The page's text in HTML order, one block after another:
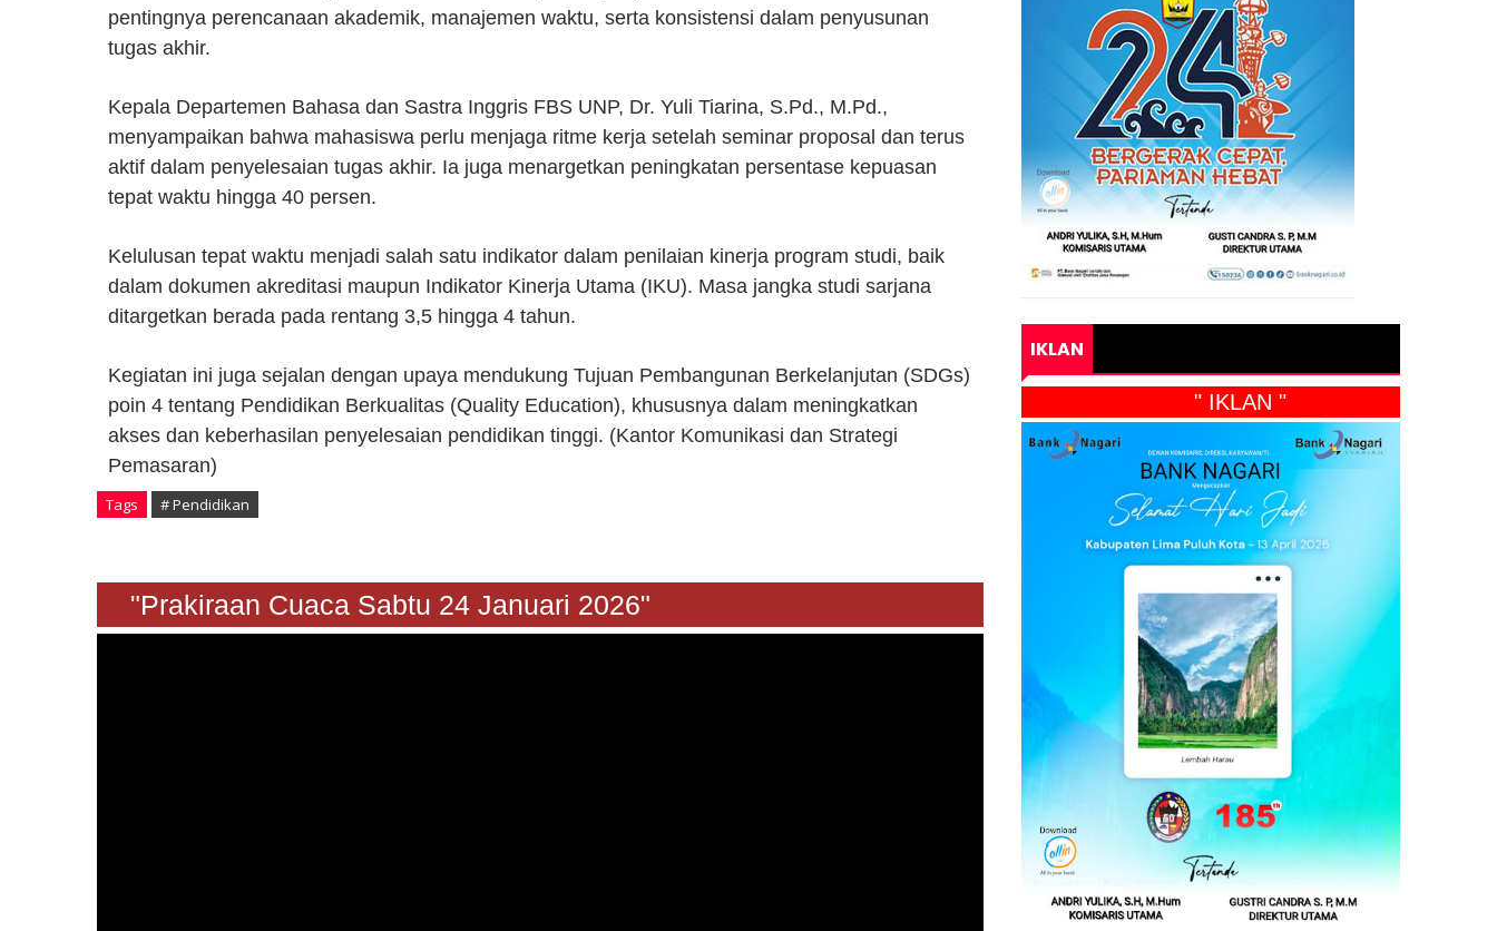
pentingnya perencanaan akademik, manajemen waktu, serta konsistensi dalam penyusunan
tugas akhir.
Kepala Departemen Bahasa dan Sastra Inggris FBS UNP, Dr. Yuli Tiarina, S.Pd., M.Pd.,
menyampaikan bahwa mahasiswa perlu menjaga ritme kerja setelah seminar proposal dan terus
aktif dalam penyelesaian tugas akhir. Ia juga menargetkan peningkatan persentase kepuasan
tepat waktu hingga 40 persen.
Kelulusan tepat waktu menjadi salah satu indikator dalam penilaian kinerja program studi, baik
dalam dokumen akreditasi maupun Indikator Kinerja Utama (IKU). Masa jangka studi sarjana
ditargetkan berada pada rentang 3,5 hingga 4 tahun.
Kegiatan ini juga sejalan dengan upaya mendukung Tujuan Pembangunan Berkelanjutan (SDGs)
poin 4 tentang Pendidikan Berkualitas (Quality Education), khususnya dalam meningkatkan
akses dan keberhasilan penyelesaian pendidikan tinggi. (Kantor Komunikasi dan Strategi
Pemasaran)
Tags # Pendidikan
"Prakiraan Cuaca Sabtu 24 Januari 2026"
IKLAN
" IKLAN "